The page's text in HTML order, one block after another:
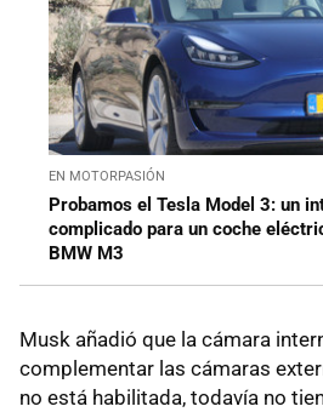
EN MOTORPASIÓN
Probamos el Tesla Model 3: un
complicado para un coche
BMW M3
Musk añadió que la cámara
complementar las cámaras
no está habilitada, todavía no